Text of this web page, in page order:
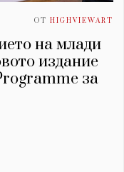
ОТ HIGHVIEWART
на млади
издание
за